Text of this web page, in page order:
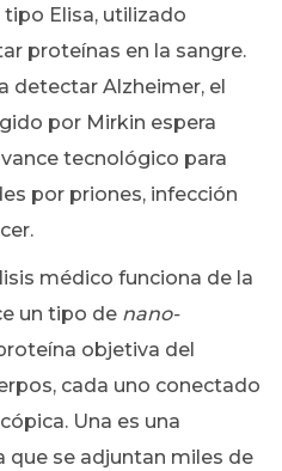
Elisa, utilizado
proteínas en la sangre.
detectar Alzheimer, el
por Mirkin espera
tecnológico para
por priones, infección
médico funciona de la
un tipo de nano-
objetiva del
cada uno conectado
Una es una
que se adjuntan miles de